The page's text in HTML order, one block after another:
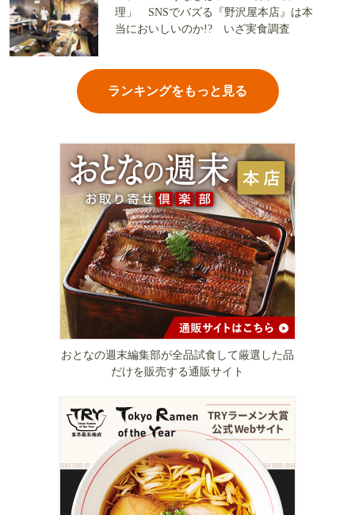
理」 SNSでバズる『野沢屋本店』は本
当においしいのか!? いざ実食調査
ランキングをもっと見る
おとなの週末編集部が全品試食して厳選した品
だけを販売する通販サイト